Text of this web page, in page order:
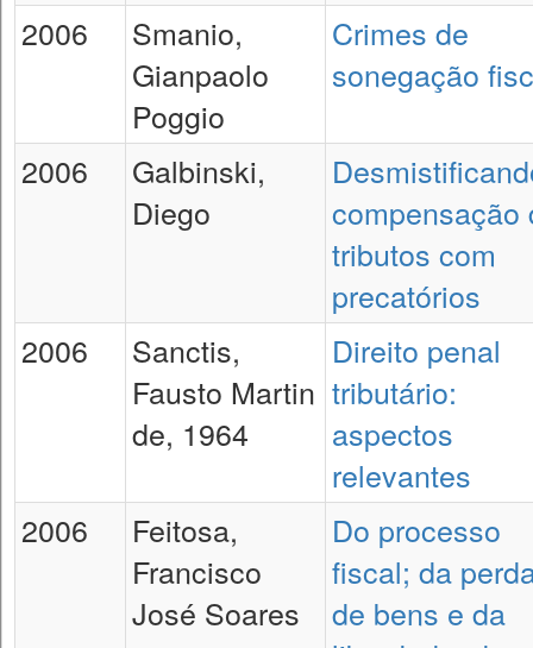
2006
Smanio,
Gianpaolo
Poggio
Crimes de
sonegação
2006
Galbinski,
Diego
compensação
tributos com
precatórios
2006
Sanctis,
Fausto Martin
de, 1964
Direito penal
tributário:
aspectos
relevantes
2006
Feitosa,
Francisco
José Soares
Do processo
fiscal; da
de bens e da